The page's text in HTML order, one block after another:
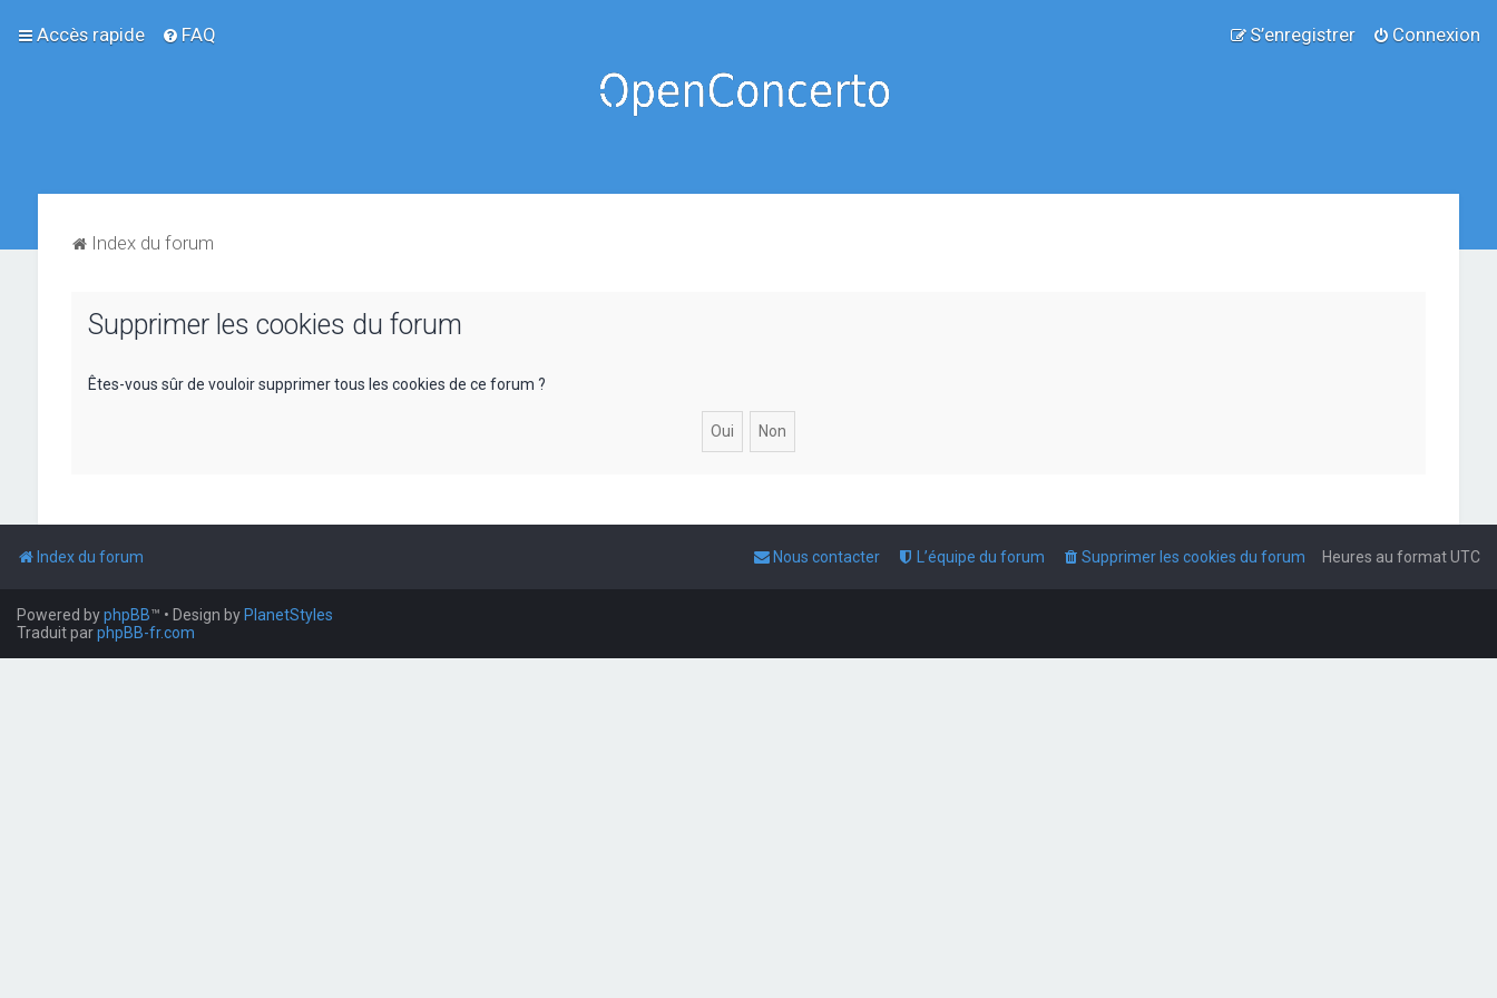
Accès rapide FAQ Connexion
S’enregistrer
Index du forum
Supprimer les cookies du forum
Êtes-vous sûr de vouloir supprimer tous les cookies de ce forum ?
Index du forum Heures au formatUTC
Supprimer les cookies du forum
L’équipe du forum
Nous contacter
Powered byphpBB™ • Design by PlanetStyles
Traduit parphpBB-fr.com